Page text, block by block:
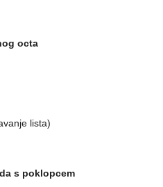
octa
lista)
s poklopcem